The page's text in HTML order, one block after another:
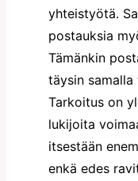
yhteistyötä.
postauksia
Tämänkin
täysin
Tarkoitus on
lukijoita
itsestään
enkä edes